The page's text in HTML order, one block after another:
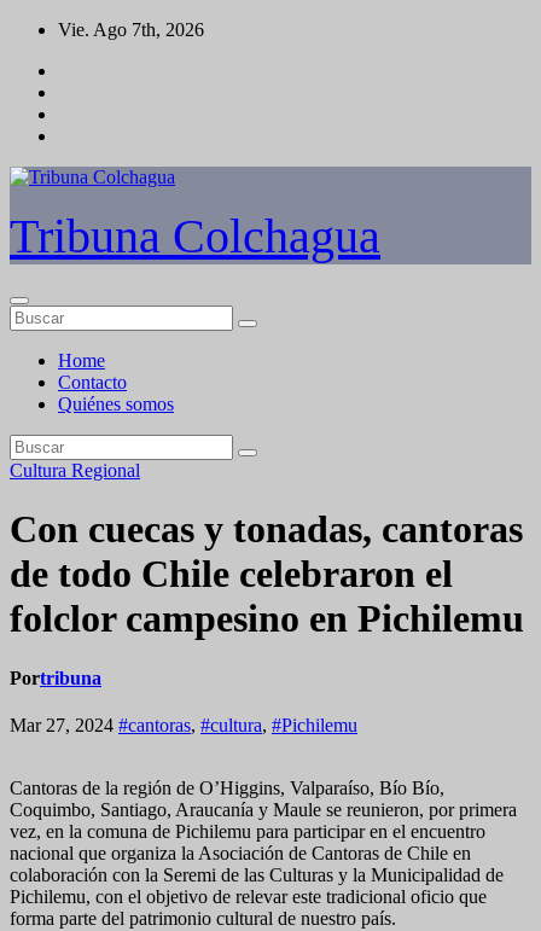
Saltar
contenido
Vie. Ago 7th, 2026
Tribuna Colchagua
Home
Contacto
Quiénes somos
Cultura Regional
Con cuecas y tonadas, cantoras
de todo Chile celebraron el
folclor campesino en Pichilemu
Portribuna
Mar 27, 2024 #cantoras, #cultura, #Pichilemu
Cantoras de la región de O’Higgins, Valparaíso, Bío Bío,
Coquimbo, Santiago, Araucanía y Maule se reunieron, por primera
vez, en la comuna de Pichilemu para participar en el encuentro
nacional que organiza la Asociación de Cantoras de Chile en
colaboración con la Seremi de las Culturas y la Municipalidad de
Pichilemu, con el objetivo de relevar este tradicional oficio que
forma parte del patrimonio cultural de nuestro país.